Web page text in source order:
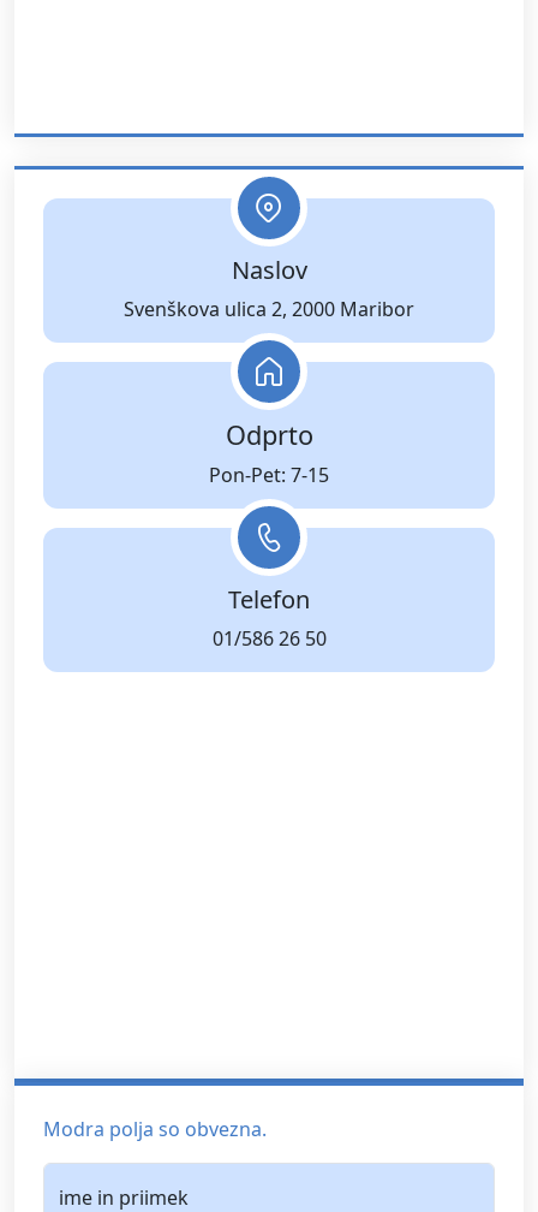
Naslov
Svenškova ulica 2, 2000 Maribor
Odprto
Pon-Pet: 7-15
Telefon
01/586 26 50
Modra polja so obvezna.
ime in priimek